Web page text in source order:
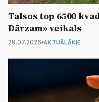
Talsos top 6500
Dārzam» veikals
29.07.2026 AKTUĀLĀKIE